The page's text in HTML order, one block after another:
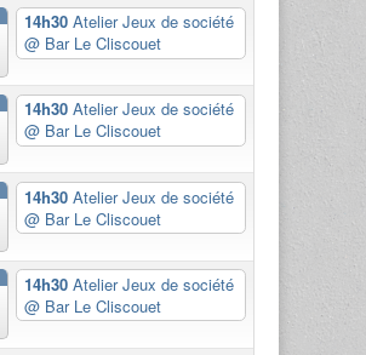
14h30 Atelier Jeux de société
@ Bar Le Cliscouet
14h30 Atelier Jeux de société
@ Bar Le Cliscouet
14h30 Atelier Jeux de société
@ Bar Le Cliscouet
14h30 Atelier Jeux de société
@ Bar Le Cliscouet